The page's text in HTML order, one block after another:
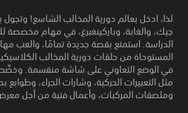
لذا، ادخل بعالم دورية المخالب الشاسع!
جيك، والغابة، وباركينغبرغ، في مهام مخصصة
الدراسة. استمتع بقصة جديدة تمامًا، والعب
المستوحاة من حلقات دورية المخالب
في الوضع التعاوني على شاشة منقسمة. وخصِّص
مثل التعبيرات الحركية، وشارات الجراء، وطوابع
وملصقات المركبات، وأعمال فنية من أجل